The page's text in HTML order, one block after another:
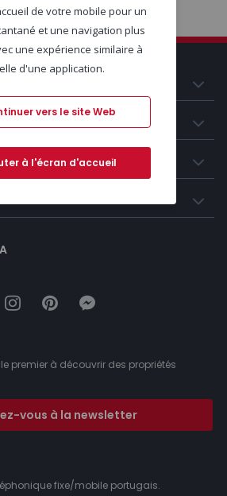
premier à découvrir des propriétés
vous à la newsletter
fixe/mobile portugais.
de votre mobile pour un
et une navigation plus
une expérience similaire à
d'une application.
vers le site Web
à l'écran d'accueil